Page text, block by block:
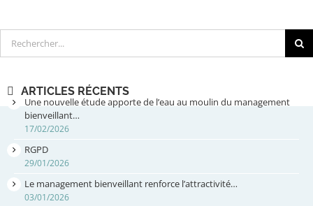
Rechercher
ARTICLES RÉCENTS
Une nouvelle étude apporte de l’eau au moulin du management
bienveillant…
17/02/2026
RGPD
29/01/2026
Le management bienveillant renforce l’attractivité…
03/01/2026